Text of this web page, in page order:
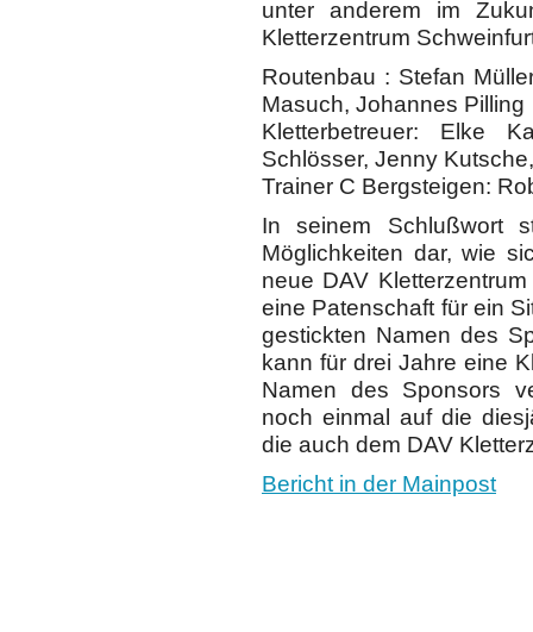
unter anderem im
Kletterzentrum
Routenbau : Stefan
Masuch, Johannes Pilling
Kletterbetreuer: Elke
Schlösser, Jenny
Trainer C Bergsteigen:
In seinem Schlußwort
Möglichkeiten dar, wie
neue DAV
eine Patenschaft für ein
gestickten Namen des
kann für drei Jahre eine
Namen des Sponsors
noch einmal auf die
die auch dem DAV
Bericht in der Mainpost